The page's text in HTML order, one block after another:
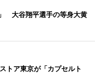
大谷翔平選手の等身大黄
トア東京が「カプセルト